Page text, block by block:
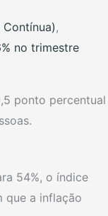
,
no trimestre
ponto percentual
54%, o índice
que a inflação